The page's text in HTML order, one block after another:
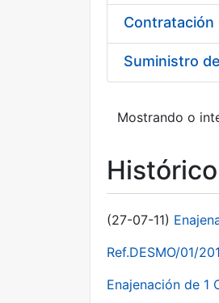
Suministro
Mostrando o
(27-07-11)
Ref.DESMO/01/
Enajenación de 1